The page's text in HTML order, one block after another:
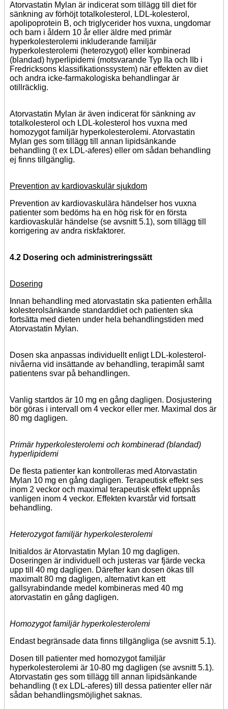
Atorvastatin Mylan är indicerat som tillägg till diet för
sänkning av förhöjt totalkolesterol, LDL-kolesterol,
apolipoprotein B, och triglycerider hos vuxna, ungdomar
och barn i åldern 10 år eller äldre med primär
hyperkolesterolemi inkluderande familjär
hyperkolesterolemi (heterozygot) eller kombinerad
(blandad) hyperlipidemi (motsvarande Typ IIa och IIb i
Fredricksons klassifikationssystem) när effekten av diet
och andra icke-farmakologiska behandlingar är
otillräcklig.
Atorvastatin Mylan är även indicerat för sänkning av
totalkolesterol och LDL-kolesterol hos vuxna med
homozygot familjär hyperkolesterolemi. Atorvastatin
Mylan ges som tillägg till annan lipidsänkande
behandling (t ex LDL-aferes) eller om sådan behandling
ej finns tillgänglig.
Prevention av kardiovaskulär sjukdom
Prevention av kardiovaskulära händelser hos vuxna
patienter som bedöms ha en hög risk för en första
kardiovaskulär händelse (se avsnitt 5.1), som tillägg till
korrigering av andra riskfaktorer.
4.2 Dosering och administreringssätt
Dosering
Innan behandling med atorvastatin ska patienten erhålla
kolesterolsänkande standarddiet och patienten ska
fortsätta med dieten under hela behandlingstiden med
Atorvastatin Mylan.
Dosen ska anpassas individuellt enligt LDL-kolesterol-
nivåerna vid insättande av behandling, terapimål samt
patientens svar på behandlingen.
Vanlig startdos är 10 mg en gång dagligen. Dosjustering
bör göras i intervall om 4 veckor eller mer. Maximal dos är
80 mg dagligen.
Primär hyperkolesterolemi och kombinerad (blandad)
hyperlipidemi
De flesta patienter kan kontrolleras med Atorvastatin
Mylan 10 mg en gång dagligen. Terapeutisk effekt ses
inom 2 veckor och maximal terapeutisk effekt uppnås
vanligen inom 4 veckor. Effekten kvarstår vid fortsatt
behandling.
Heterozygot familjär hyperkolesterolemi
Initialdos är Atorvastatin Mylan 10 mg dagligen.
Doseringen är individuell och justeras var fjärde vecka
upp till 40 mg dagligen. Därefter kan dosen ökas till
maximalt 80 mg dagligen, alternativt kan ett
gallsyrabindande medel kombineras med 40 mg
atorvastatin en gång dagligen.
Homozygot familjär hyperkolesterolemi
Endast begränsade data finns tillgängliga (se avsnitt 5.1).
Dosen till patienter med homozygot familjär
hyperkolesterolemi är 10-80 mg dagligen (se avsnitt 5.1).
Atorvastatin ges som tillägg till annan lipidsänkande
behandling (t ex LDL-aferes) till dessa patienter eller när
sådan behandlingsmöjlighet saknas.